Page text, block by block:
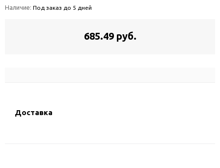
Наличие: Под заказ до 5 дней
685.49 руб.
Доставка